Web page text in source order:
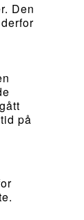
Den
på